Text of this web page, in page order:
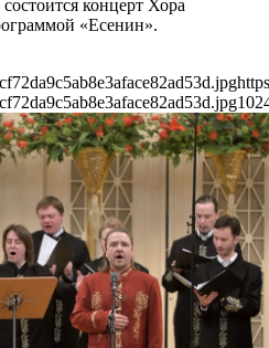
концерт Хора
«Есенин».